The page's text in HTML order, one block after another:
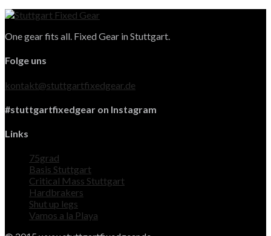
One gear fits all. Fixed Gear in Stuttgart.
Folge uns
kontakt@stuttgartfixedgear.de
#stuttgartfixedgear on Instagram
Links
75grad
Basis Stuttgart
Critical Mass Stuttgart
Hardbrakers
Shut up legs
Vamos a la Playa